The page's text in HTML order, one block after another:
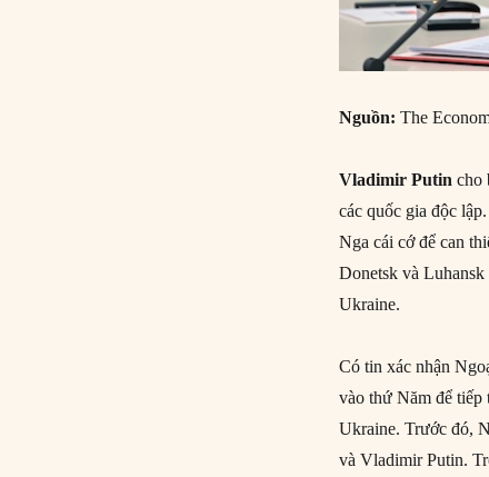
Nguồn: The
Vladimir Putin cho
các quốc gia độc
Nga cái cớ để can
Donetsk và
Ukraine.
Có tin xác nhận
vào thứ Năm để tiếp
Ukraine. Trước đó,
và Vladimir Putin.